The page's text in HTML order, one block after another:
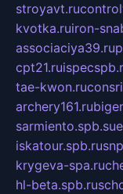
stroyavt.ru
kvotka.ruiron-
associaciya39.ru
cpt21.ru
tae-kwon.ru
archery161.ru
sarmiento.spb.su
iskatour.spb.ru
krygeva-spa.ru
hl-beta.spb.ru